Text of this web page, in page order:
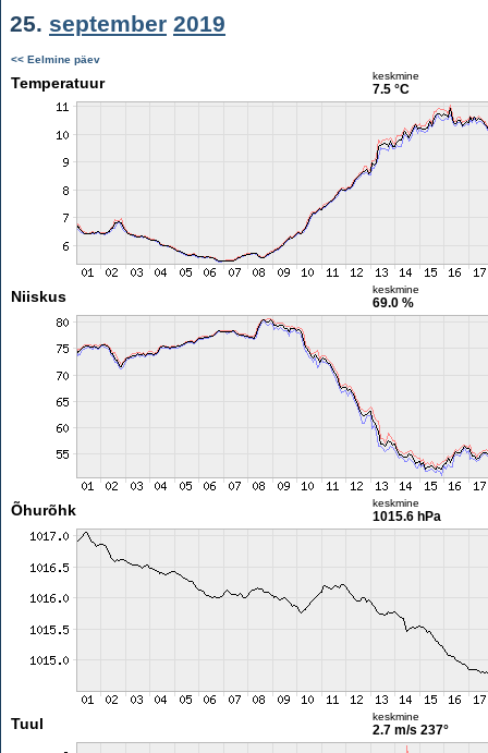
25. september 2019
<< Eelmine päev
Temperatuur keskmine
7.5 °C
Niiskus keskmine
69.0 %
Õhurõhk keskmine
1015.6 hPa
Tuul keskmine
2.7 m/s 237°